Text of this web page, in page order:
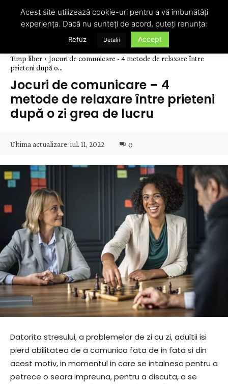
Timp liber
Jocuri de comunicare - 4 metode de relaxare între
prieteni după o...
Jocuri de comunicare – 4
metode de relaxare între prieteni
după o zi grea de lucru
Ultima actualizare: iul. 11, 2022 0
Datorita stresului, a problemelor de zi cu zi, adultii isi
pierd abilitatea de a comunica fata de in fata si din
acest motiv, in momentul in care se intalnesc pentru a
petrece o seara impreuna, pentru a discuta, a se
Acest site utilizează cookie-uri pentru a vă îmbunătăți
experiența. Dacă nu sunteți de acord, puteți renunța:
Refuz Detalii Accept